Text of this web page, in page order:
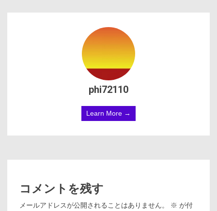
phi72110
Learn More →
コメントを残す
メールアドレスが公開されることはありません。 ※ が付